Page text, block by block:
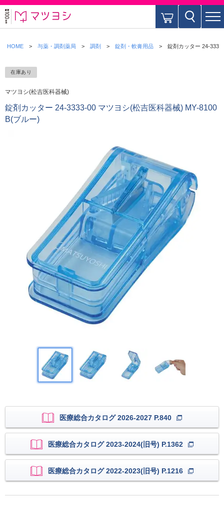
HOME 与薬・調剤薬局 調剤 錠剤・軟膏用品 錠剤カッター 24-
在庫あり
マツヨシ(松吉医科器械)
錠剤カッター 24-3333-00 マツヨシ(松吉医科器械) MY-8100
B(ブルー)
医療総合カタログ 2026-2027 P.840
医療総合カタログ 2023-2024(旧号) P.1362
医療総合カタログ 2022-2023(旧号) P.1216